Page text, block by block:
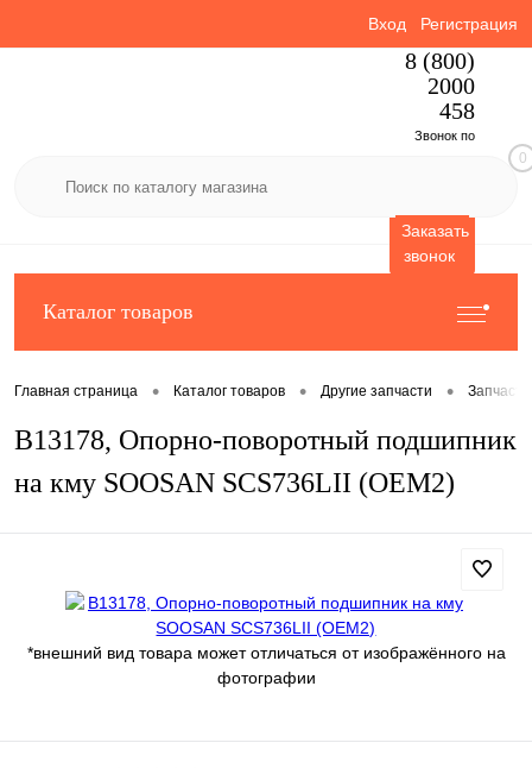
Вход Регистрация
8 (800)
2000
458
Звонок по
Заказать
звонок
0
Каталог товаров
Главная страница • Каталог товаров • Другие запчасти •
B13178, Опорно-поворотный подшипник
на кму SOOSAN SCS736LII (OEM2)
*внешний вид товара может отличаться от изображённого на
фотографии